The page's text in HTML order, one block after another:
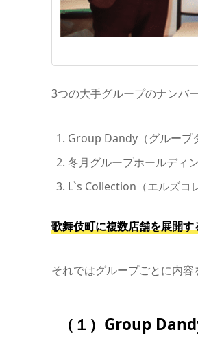
3つの大手グループのナンバ
Group Dandy（グループ
冬月グループホールディ
L`s Collection（エルズコ
歌舞伎町に複数店舗を展開
それではグルー
（１）Group